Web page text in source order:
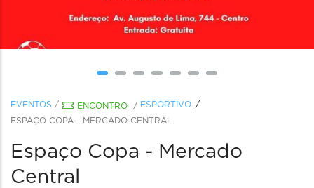
EVENTOS / ENCONTRO / ESPORTIVO
ESPAÇO COPA - MERCADO CENTRAL
Espaço Copa - Mercado
Central